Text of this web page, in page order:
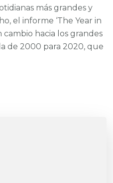
más grandes y
el informe ‘The Year in
cambio hacia los grandes
de 2000 para 2020, que